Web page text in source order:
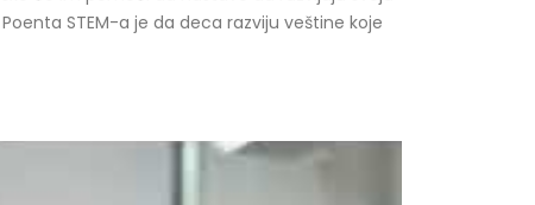
STEM-a je da deca razviju veštine koje